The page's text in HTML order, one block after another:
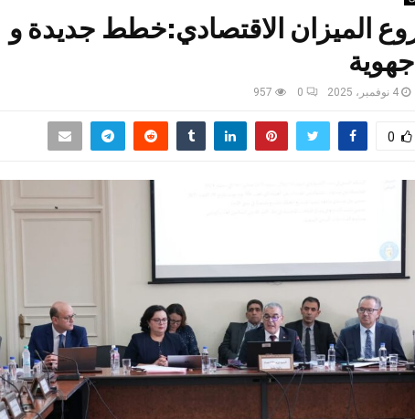
الميزان الاقتصادي:خطط جديدة و
4 نوفمبر، 2025 0
957
0